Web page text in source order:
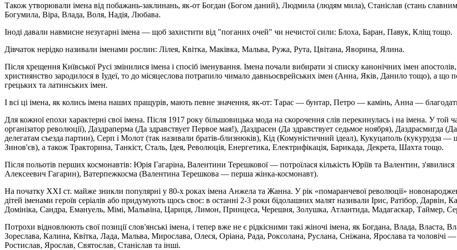
Також утворювали імена від побажань-заклинань, як-от Богдан (Богом даний), Людмила (людям мила), Станіслав (стань
Богумила, Віра, Влада, Воля, Надія, Любава.
Іноді давали навмис­не незугарні імена — щоб захистити від "по­ганих очей" чи нечистої сили: Блоха, Баран, Павук, Кліщ тощо.
Дівчаток нерідко на­зивали іменами рослин: Лілея, Квітка, Маківка, Мальва, Ружа, Рута, Цвітана, Яворина, Ялина.
Після хрещення Київської Русі змінилися імена і спосіб іменування. Імена почали вибирати зі списку канонічних імен
християнство зародилося в Іудеї, то до місяцеслова потрапило чимало давньоєврейських імен (Анна, Яків, Данило тощо), а
грецьких та латинських імен.
І всі ці імена, як колись імена наших пращурів, мають певне значення, як-от: Тарас — бунтар, Петро — камінь, Анна —
Для кожної епохи характерні свої імена. Після 1917 року більшовицька мода на скорочення слів перекинулась і на імена. У той
організатор революції), Даздраперма (Да здравствует Первое мая!), Даздрасен (Да здравствует седьмое ноября), Даздрасмигда
делегатам съезда партии), Серп і Молот (так називали братів-близнюків), Кід (Комуністичний ідеал), Кукуцаполь (кукурудза
Зинов'єв), а також Тракторина, Танкіст, Сталь, Ідея, Революція, Енергетика, Електрифікація, Барикада, Декрета, Шахта тощо.
Після польотів перших космонавтів: Юрія Гагаріна, Валентини Терешкової — потроїлася кількість Юріїв та Валентин,
Алексеевич Гагарин), Ватерпежкосма (Валентина Терешкова — перша жінка-космонавт).
На початку XXI ст. майже зникли популярні у 80-х роках імена Анжела та Жанна. У рік «помаранчевої революції»
дітей іменами героїв серіалів або придумують щось своє: в останні 2-3 роки бідолашних малят називали Ірис, Ратібор, Дарвін,
Домініка, Сандра, Емануель, Мімі, Мальвіна, Цариця, Лимон, Принцеса, Черешня, Золушка, Атлантида, Мадагаскар, Таймер,
Потрохи відновлюють свої позиції слов'янські імена, і тепер вже не є рідкісними такі жіночі імена, як Богдана, Влада, Власта,
Зореслава, Калина, Квітка, Лада, Мальва, Мирослава, Олеся, Оріана, Рада, Роксолана, Руслана, Сніжана, Ярослава та
Ростислав, Ярослав, Святослав, Станіслав та інші.